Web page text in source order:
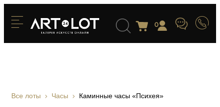
0
Все лоты Часы Каминные часы «Психея»